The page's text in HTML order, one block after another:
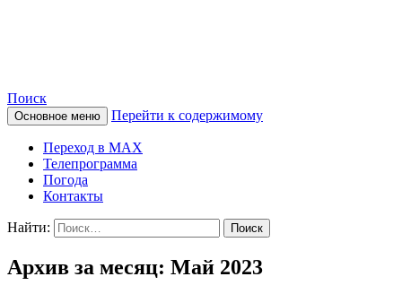
КАМЧАТСКОЕ
ИНФОРМАЦИОННОЕ
АГЕНТСТВО (КИА
«ВЕСТИ»)
Поиск
Основное меню Перейти к содержимому
Переход в MAX
Телепрограмма
Погода
Контакты
Найти:
Архив за месяц: Май 2023